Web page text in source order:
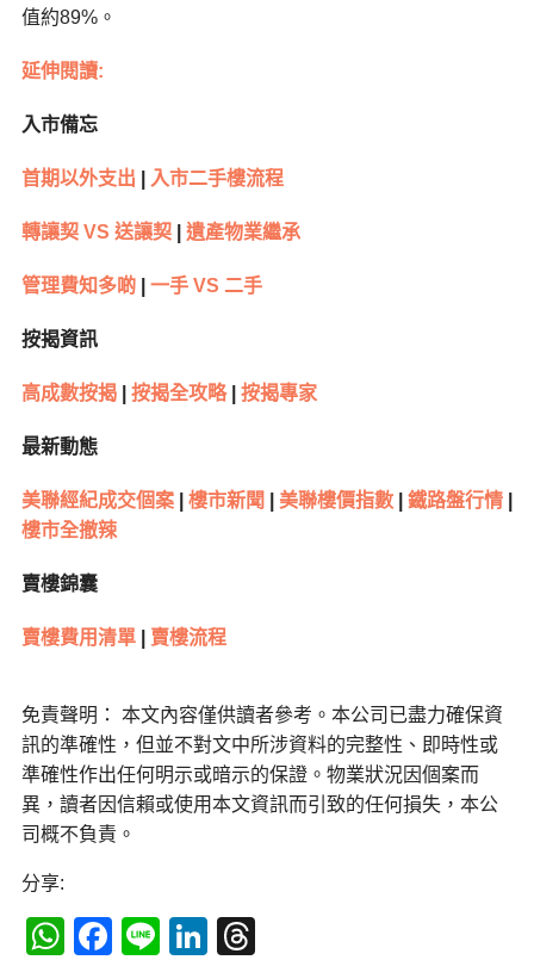
值約89%。
延伸閱讀:
入市備忘
首期以外支出 入市二手樓流程
轉讓契 VS 送讓契| 遺產物業繼承
管理費知多啲| 一手 VS 二手
按揭資訊
高成數按揭| 按揭全攻略| 按揭專家
最新動態
美聯經紀成交個案| 樓市新聞 美聯樓價指數| 鐵路盤行情|
樓市全撤辣
賣樓錦囊
賣樓費用清單| 賣樓流程
免責聲明： 本文內容僅供讀者參考。本公司已盡力確保資
訊的準確性，但並不對文中所涉資料的完整性、即時性或
準確性作出任何明示或暗示的保證。物業狀況因個案而
異，讀者因信賴或使用本文資訊而引致的任何損失，本公
司概不負責。
分享:
WhatsApp
Facebook
LineLinkedIn